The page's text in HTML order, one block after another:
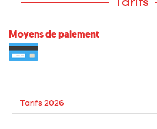
Tarifs
Moyens de paiement